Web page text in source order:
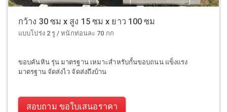
กว้าง 30 ซม x สูง 15 ซม x ยาว 100 ซม
แบบโปร่ง 2 รู / หนักท่อนละ 70 กก
ขอบคันหิน รุ่น มาตรฐาน เหมาะสำหรับกั้นขอบถนน แข็งแรง
มาตรฐาน จัดส่งไว จัดส่งถึงบ้าน
สอบถาม ขอใบเสนอราคา